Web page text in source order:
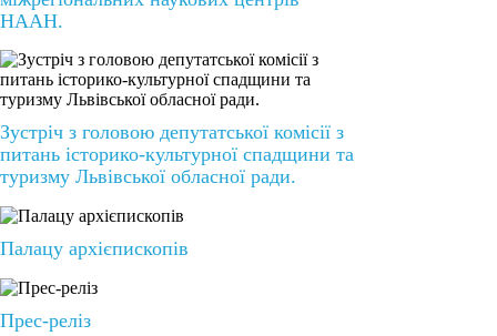
НААН.
Зустріч з головою депутатської комісії з
питань історико-культурної спадщини та
туризму Львівської обласної ради.
Палацу архієпископів
Прес-реліз